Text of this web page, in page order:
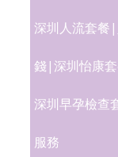
深圳人流套餐
錢|深圳怡康
深圳早孕檢查
服務